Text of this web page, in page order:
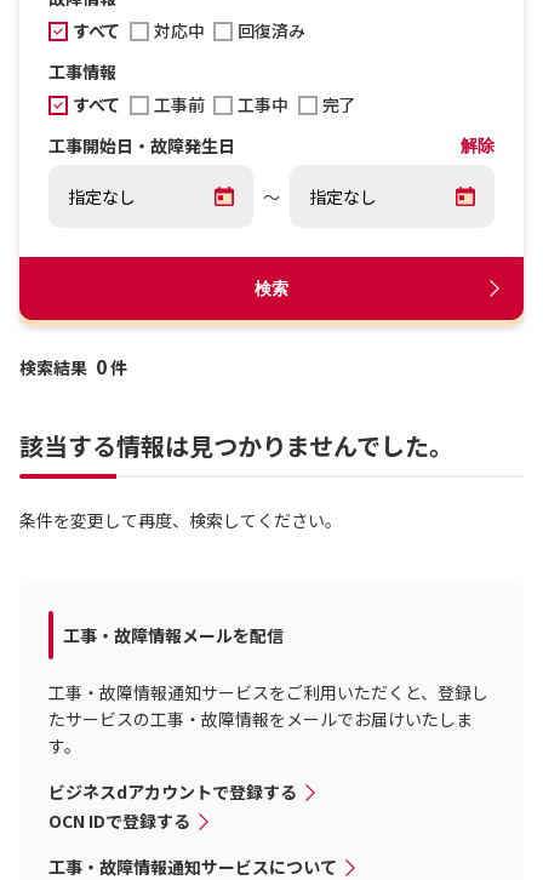
すべて
対応中
回復済み
工事情報
すべて
工事前 工事中
完了
工事開始日・故障発生日
解除
～
検索
検索結果 0件
該当する情報は見つかりませんでした。
条件を変更して再度、検索してください。
工事・故障情報メールを配信
工事・故障情報通知サービスをご利用いただくと、登録し
たサービスの工事・故障情報をメールでお届けいたしま
す。
ビジネスdアカウントで登録する
OCN IDで登録する
工事・故障情報通知サービスについて